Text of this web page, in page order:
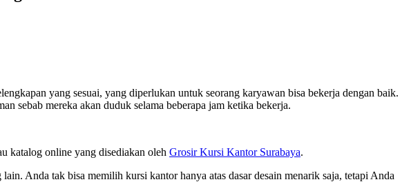
yang sesuai, yang diperlukan untuk seorang karyawan bisa bekerja dengan baik.
sebab mereka akan duduk selama beberapa jam ketika bekerja.
katalog online yang disediakan oleh Grosir Kursi Kantor Surabaya.
Anda tak bisa memilih kursi kantor hanya atas dasar desain menarik saja, tetapi Anda